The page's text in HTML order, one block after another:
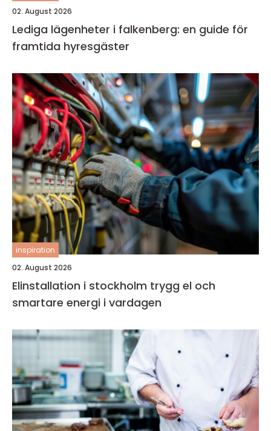
02. August 2026
Lediga lägenheter i falkenberg: en guide för
framtida hyresgäster
inspiration
02. August 2026
Elinstallation i stockholm trygg el och
smartare energi i vardagen